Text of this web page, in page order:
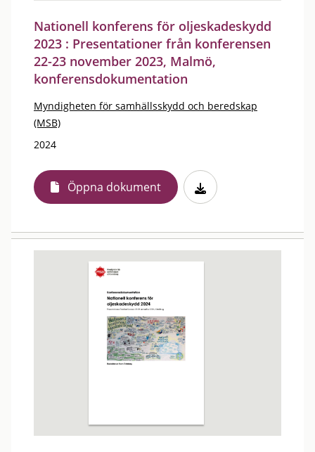
Nationell konferens för oljeskadeskydd
2023 : Presentationer från konferensen
22-23 november 2023, Malmö,
konferensdokumentation
Myndigheten för samhällsskydd och beredskap
(MSB)
2024
Öppna dokument